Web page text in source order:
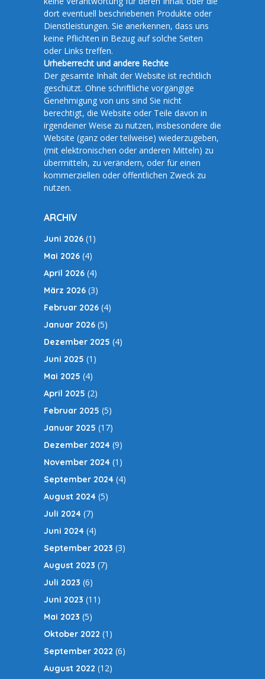
dort eventuell beschriebenen Produkte oder
Dienstleistungen. Sie anerkennen, dass uns
keine Pflichten in Bezug auf solche Seiten
oder Links treffen.
Urheberrecht und andere Rechte
Der gesamte Inhalt der Website ist rechtlich
geschützt. Ohne schriftliche vorgängige
Genehmigung von uns sind Sie nicht
berechtigt, die Website oder Teile davon in
irgendeiner Weise zu nutzen, insbesondere die
Website (ganz oder teilweise) wiederzugeben,
(mit elektronischen oder anderen Mitteln) zu
übermitteln, zu verändern, oder für einen
kommerziellen oder öffentlichen Zweck zu
nutzen.
ARCHIV
Juni 2026 (1)
Mai 2026 (4)
April 2026 (4)
März 2026 (3)
Februar 2026 (4)
Januar 2026 (5)
Dezember 2025 (4)
Juni 2025 (1)
Mai 2025 (4)
April 2025 (2)
Februar 2025 (5)
Januar 2025 (17)
Dezember 2024 (9)
November 2024 (1)
September 2024 (4)
August 2024 (5)
Juli 2024 (7)
Juni 2024 (4)
September 2023 (3)
August 2023 (7)
Juli 2023 (6)
Juni 2023 (11)
Mai 2023 (5)
Oktober 2022 (1)
September 2022 (6)
August 2022 (12)